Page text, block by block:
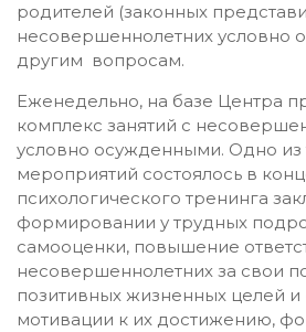
родителей (законных
несовершеннолетних условно
другим вопросам.
Еженедельно, на базе Центра
комплекс занятий с
условно осужденными. Одно из
мероприятий состоялось в
психологического тренинга
формировании у трудных
самооценки, повышение
несовершеннолетних за свои
позитивных жизненных целей и
мотивации к их достижению,